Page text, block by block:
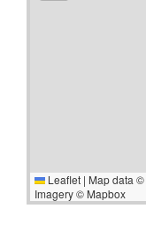
Leaflet | Map data ©
Imagery © Mapbox